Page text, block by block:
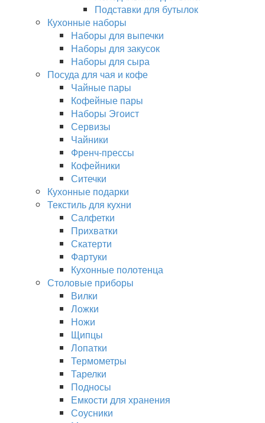
Подставки для бутылок
Кухонные наборы
Наборы для выпечки
Наборы для закусок
Наборы для сыра
Посуда для чая и кофе
Чайные пары
Кофейные пары
Наборы Эгоист
Сервизы
Чайники
Френч-прессы
Кофейники
Ситечки
Кухонные подарки
Текстиль для кухни
Салфетки
Прихватки
Скатерти
Фартуки
Кухонные полотенца
Столовые приборы
Вилки
Ложки
Ножи
Щипцы
Лопатки
Термометры
Тарелки
Подносы
Емкости для хранения
Соусники